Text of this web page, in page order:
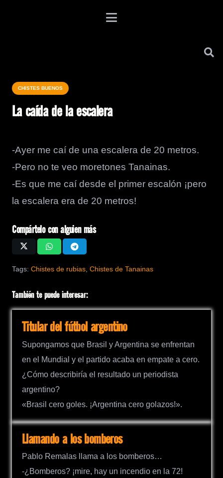
CHISTES BUENOS
La caída de la escalera
-Ayer me caí de una escalera de 20 metros.
-Pero no te veo moretones Tanainas.
-Es que me caí desde el primer escalón ¡pero
la escalera era de 20 metros!
Compártelo con alguien más
Tags: Chistes de rubias Chistes de Tanainas
También te puede interesar:
Titular del fútbol argentino
Supongamos que Brasil y Argentina se enfrentan
en el Mundial y el partido acaba en empate a cero.
¿Cómo describiría el resultado un periodista
argentino?
«Brasil cero goles. ¡Argentina cero golazos!».
Llamando a los bomberos
Pablo Remalas llama a los bomberos…
-¿Bomberos? ¡mire, hay un incendio en la 72!